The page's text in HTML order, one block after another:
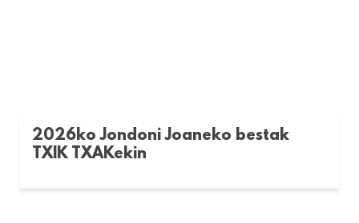
2026ko Jondoni Joaneko bestak
TXIK TXAKekin